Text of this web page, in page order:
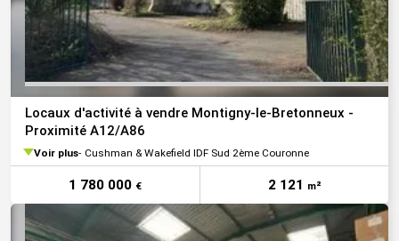
Locaux d'activité à vendre Montigny-le-Bretonneux -
Proximité A12/A86
Voir plus Cushman & Wakefield IDF Sud 2ème Couronne
1 780 000 € 2 121 m²